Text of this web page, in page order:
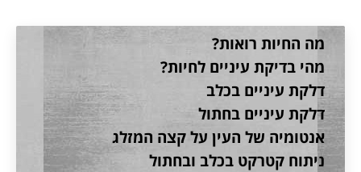
מה החיות רואות?
מהי בדיקת עיניים לחיות?
דלקת עיניים בכלב
דלקת עיניים בחתול
אנטומיה של העין על קצה המזלג
ניתוח קטרקט בכלב ובחתול